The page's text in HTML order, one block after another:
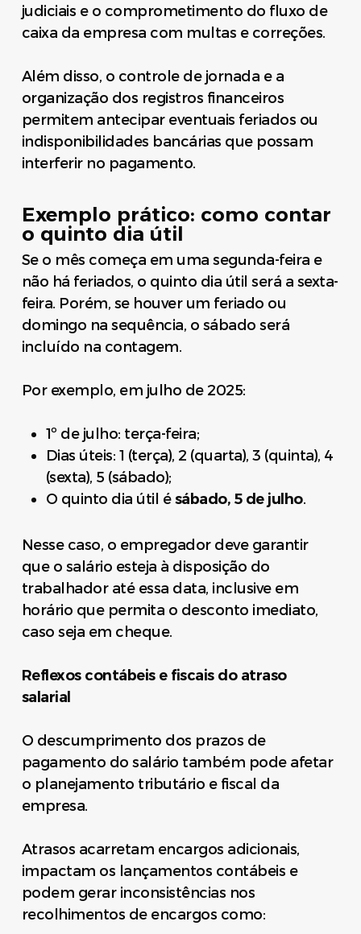
judiciais e o comprometimento do fluxo de
caixa da empresa com multas e correções.
Além disso, o controle de jornada e a
organização dos registros financeiros
permitem antecipar eventuais feriados ou
indisponibilidades bancárias que possam
interferir no pagamento.
Exemplo prático: como contar
o quinto dia útil
Se o mês começa em uma segunda-feira e
não há feriados, o quinto dia útil será a sexta-
feira. Porém, se houver um feriado ou
domingo na sequência, o sábado será
incluído na contagem.
Por exemplo, em julho de 2025:
1º de julho: terça-feira;
Dias úteis: 1 (terça), 2 (quarta), 3 (quinta), 4
(sexta), 5 (sábado);
O quinto dia útil ésábado, 5 de julho.
Nesse caso, o empregador deve garantir
que o salário esteja à disposição do
trabalhador até essa data, inclusive em
horário que permita o desconto imediato,
caso seja em cheque.
Reflexos contábeis e fiscais do atraso
salarial
O descumprimento dos prazos de
pagamento do salário também pode afetar
o planejamento tributário e fiscal da
empresa.
Atrasos acarretam encargos adicionais,
impactam os lançamentos contábeis e
podem gerar inconsistências nos
recolhimentos de encargos como: